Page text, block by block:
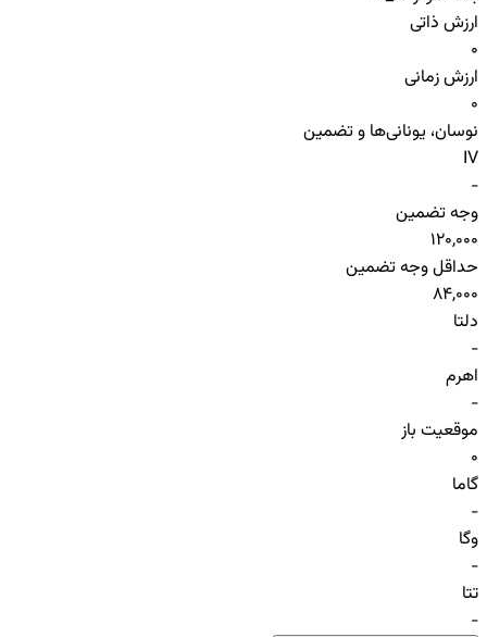
ارزش ذاتی
0
ارزش زمانی
0
نوسان، یونانی‌ها و تضمین
IV
-
وجه تضمین
120,000
حداقل وجه تضمین
84,000
دلتا
-
اهرم
-
موقعیت باز
0
گاما
-
وگا
-
تتا
-